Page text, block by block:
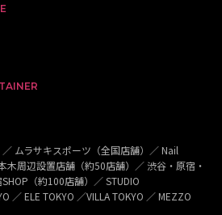
ムラサキスポーツ（全国店舗）／ Nail
木周辺設置店舗（約50店舗）／ 渋谷・原宿・
（約100店舗）／ STUDIO
／ ELE TOKYO ／VILLA TOKYO ／ MEZZO